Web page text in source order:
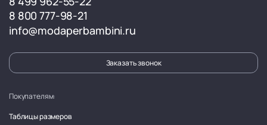
8 800 777-98-21
info@modaperbambini.ru
Заказать звонок
Покупателям:
Таблицы размеров